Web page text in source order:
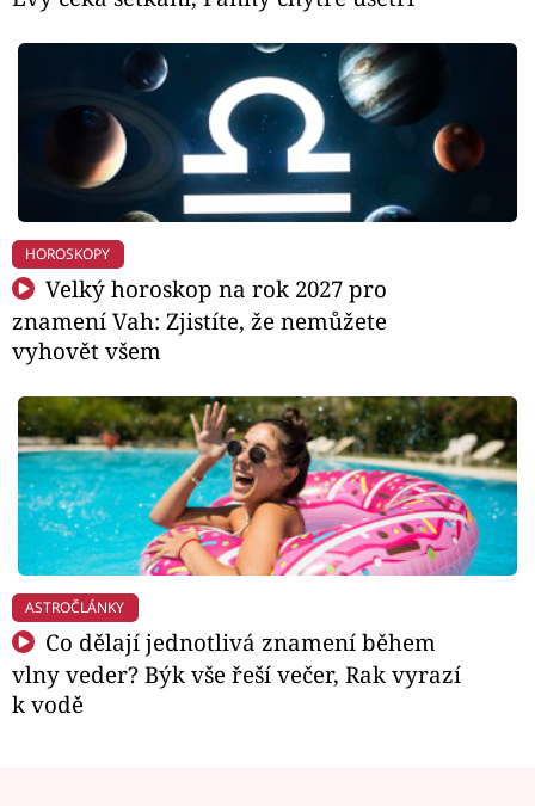
HOROSKOPY
Velký horoskop na rok 2027 pro
znamení Vah: Zjistíte, že nemůžete
vyhovět všem
ASTROČLÁNKY
Co dělají jednotlivá znamení během
vlny veder? Býk vše řeší večer, Rak vyrazí
k vodě